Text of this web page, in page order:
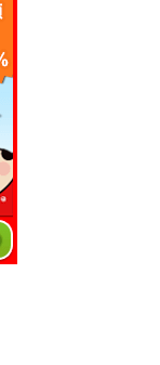
越しは日数がかかりスケジ